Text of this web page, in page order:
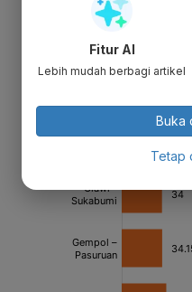
Fitur AI
Lebih mudah berbagi artikel
Buka
Tetap